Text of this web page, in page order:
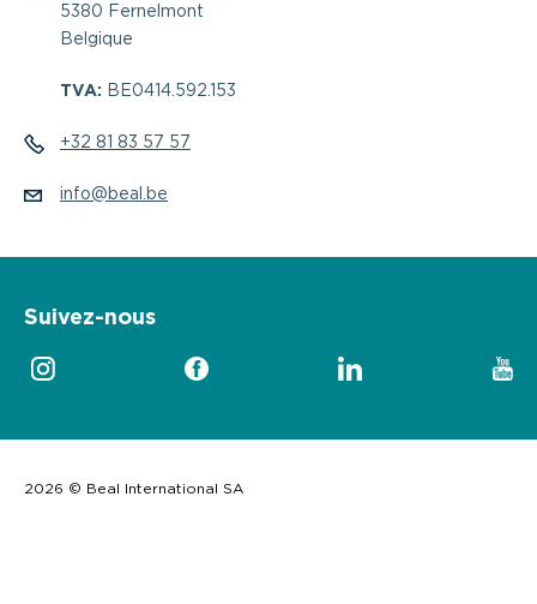
5380 Fernelmont
Belgique
TVA: BE0414.592.153
+32 81 83 57 57
info@beal.be
Suivez-nous
2026 © Beal International SA